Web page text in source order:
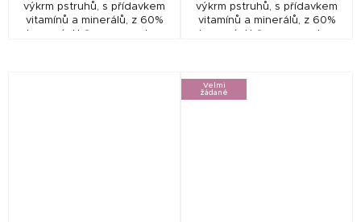
výkrm pstruhů, s přídavkem
vitamínů a minerálů, z 60%
plovoucí. Určeno pro ryby o
výkrm pstruhů, s přídavkem
vitamínů a minerálů, z 60%
plovoucí. Určeno pro ryby o
Velmi
žádané